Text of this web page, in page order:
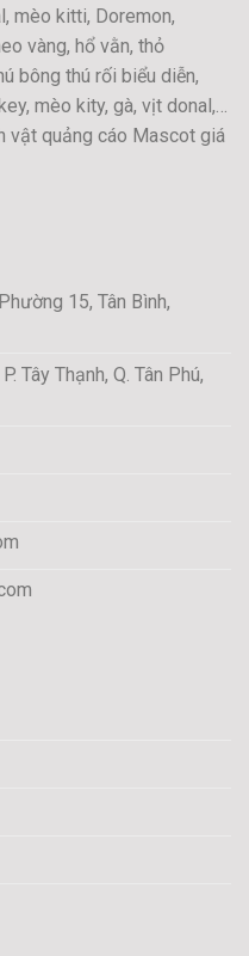
mèo kitti, Doremon,
vàng, hổ vằn, thỏ
bông thú rối biểu diễn,
mèo kity, gà, vịt donal,…
vật quảng cáo Mascot giá
15, Tân Bình,
Tây Thạnh, Q. Tân Phú,